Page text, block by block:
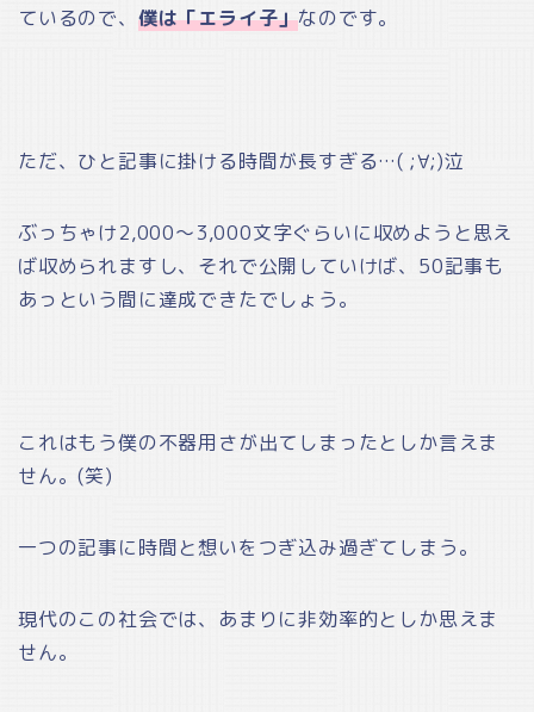
ているので、 僕は「エライ子」なのです。
ただ、ひと記事に掛ける時間が長すぎる…( ;∀;)泣
ぶっちゃけ2,000～3,000文字ぐらいに収めようと思え
ば収められますし、それで公開していけば、50記事も
あっという間に達成できたでしょう。
これはもう僕の不器用さが出てしまったとしか言えま
せん。(笑)
一つの記事に時間と想いをつぎ込み過ぎてしまう。
現代のこの社会では、あまりに非効率的としか思えま
せん。